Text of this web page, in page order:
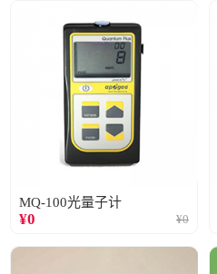
MQ-100光量子计
¥0 ¥0